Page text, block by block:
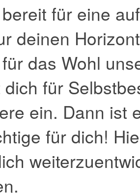
für eine
deinen
das Wohl
dich für
ein. Dann ist
für dich!